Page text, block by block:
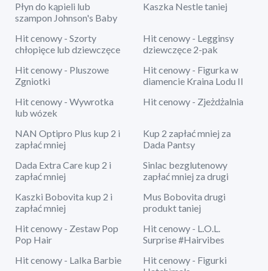
Płyn do kąpieli lub
szampon Johnson's Baby
Kaszka Nestle taniej
Hit cenowy - Szorty
chłopięce lub dziewczęce
Hit cenowy - Legginsy
dziewczęce 2-pak
Hit cenowy - Pluszowe
Zgniotki
Hit cenowy - Figurka w
diamencie Kraina Lodu II
Hit cenowy - Wywrotka
lub wózek
Hit cenowy - Zjeżdżalnia
NAN Optipro Plus kup 2 i
zapłać mniej
Kup 2 zapłać mniej za
Dada Pantsy
Dada Extra Care kup 2 i
zapłać mniej
Sinlac bezglutenowy
zapłać mniej za drugi
Kaszki Bobovita kup 2 i
zapłać mniej
Mus Bobovita drugi
produkt taniej
Hit cenowy - Zestaw Pop
Pop Hair
Hit cenowy - L.O.L.
Surprise #Hairvibes
Hit cenowy - Lalka Barbie
Hit cenowy - Figurki